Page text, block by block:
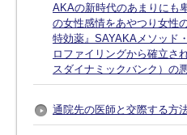
AKAの新時代のあまりにも
の女性感情をあやつり女性
特効薬』SAYAKAメソッ
ロファイリングから確立
スダイナミックバンク）の
通院先の医師と交際する方